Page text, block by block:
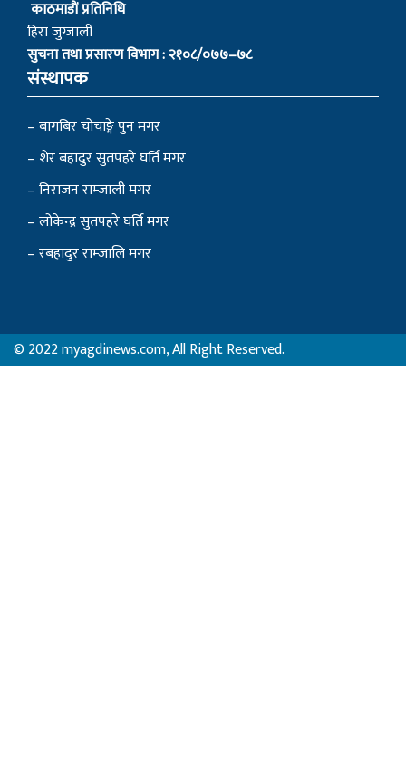
काठमाडाैं प्रतिनिधि
हिरा जुग्जाली
सुचना तथा प्रसारण विभाग : २१०८/०७७–७८
संस्थापक
– बागबिर चोचाङ्गे पुन मगर
– शेर बहादुर सुतपहरे घर्ति मगर
– निराजन राम्जाली मगर
– लोकेन्द्र सुतपहरे घर्ति मगर
– रबहादुर राम्जालि मगर
© 2022 myagdinews.com, All Right Reserved.